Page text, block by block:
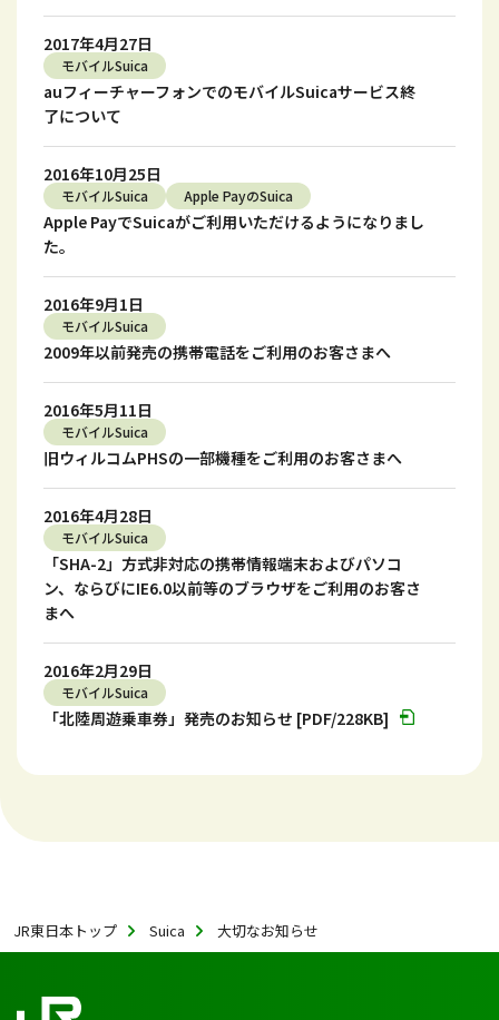
2017年4月27日
モバイルSuica
auフィーチャーフォンでのモバイルSuicaサービス終
了について
2016年10月25日
モバイルSuica Apple PayのSuica
Apple PayでSuicaがご利用いただけるようになりまし
た。
2016年9月1日
モバイルSuica
2009年以前発売の携帯電話をご利用のお客さまへ
2016年5月11日
モバイルSuica
旧ウィルコムPHSの一部機種をご利用のお客さまへ
2016年4月28日
モバイルSuica
「SHA-2」方式非対応の携帯情報端末およびパソコ
ン、ならびにIE6.0以前等のブラウザをご利用のお客さ
まへ
2016年2月29日
モバイルSuica
「北陸周遊乗車券」発売のお知らせ [PDF/228KB]
JR東日本トップ Suica 大切なお知らせ